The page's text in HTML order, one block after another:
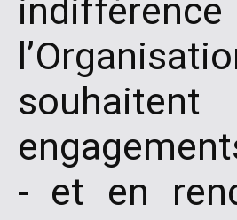
- et en